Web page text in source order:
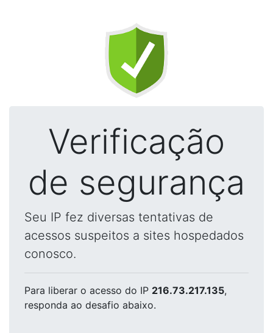
Verificação
de segurança
Seu IP fez diversas tentativas de
acessos suspeitos a sites hospedados
conosco.
Para liberar o acesso do IP 216.73.217.135,
responda ao desafio abaixo.